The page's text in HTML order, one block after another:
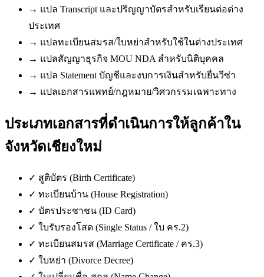
→ แปล Transcript และปริญญาบัตรสำหรับเรียนต่อต่าง
ประเทศ
→ แปลทะเบียนสมรส/ใบหย่าสำหรับใช้ในต่างประเทศ
→ แปลสัญญาธุรกิจ MOU NDA สำหรับนิติบุคคล
→ แปล Statement บัญชีและงบการเงินสำหรับยื่นวีซ่า
→ แปลเอกสารแพทย์/กฎหมาย/วิศวกรรมเฉพาะทาง
ประเภทเอกสารที่ดำเนินการให้ลูกค้าใน
จังหวัดเชียงใหม่
✓ สูติบัตร (Birth Certificate)
✓ ทะเบียนบ้าน (House Registration)
✓ บัตรประชาชน (ID Card)
✓ ใบรับรองโสด (Single Status / ใบ คร.2)
✓ ทะเบียนสมรส (Marriage Certificate / คร.3)
✓ ใบหย่า (Divorce Decree)